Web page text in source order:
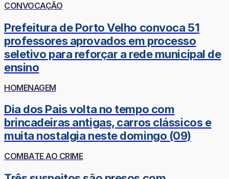
CONVOCAÇÃO
Prefeitura de Porto Velho convoca 51
professores aprovados em processo
seletivo para reforçar a rede municipal de
ensino
HOMENAGEM
Dia dos Pais volta no tempo com
brincadeiras antigas, carros clássicos e
muita nostalgia neste domingo (09)
COMBATE AO CRIME